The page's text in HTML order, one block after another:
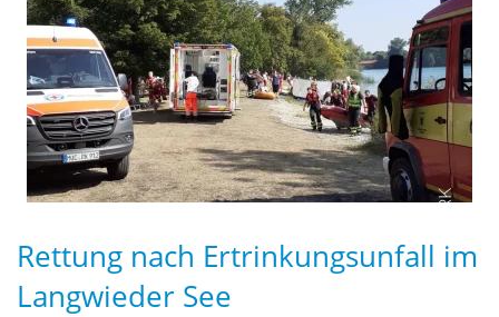
Rettung nach Ertrinkungsunfall im
Langwieder See